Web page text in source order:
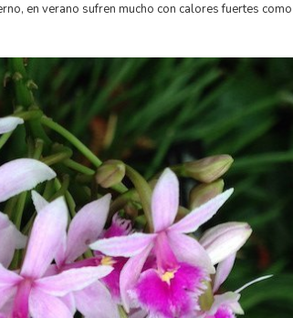
en verano sufren mucho con calores fuertes